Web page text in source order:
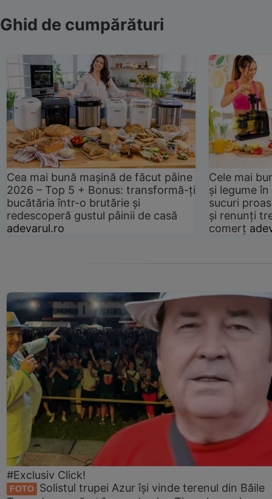
Ghid de cumpărături
Cea mai bună mașină de făcut pâine
2026 – Top 5 + Bonus: transformă-ți
bucătăria într-o brutărie și
redescoperă gustul pâinii de casă
adevarul.ro
Cele mai
și legume
sucuri
și renunți
comerț
#Exclusiv Click!
FOTO
Solistul trupei Azur își vinde terenul din Băile